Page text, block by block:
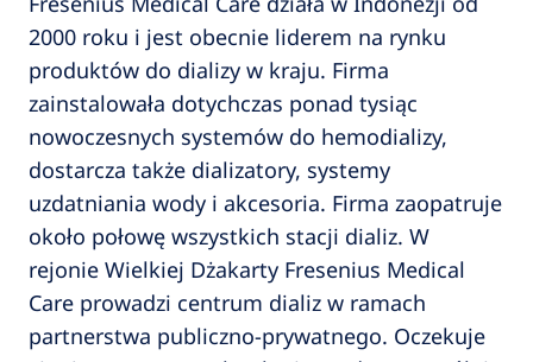
2000 roku i jest obecnie liderem na rynku
produktów do dializy w kraju. Firma
zainstalowała dotychczas ponad tysiąc
nowoczesnych systemów do hemodializy,
dostarcza także dializatory, systemy
uzdatniania wody i akcesoria. Firma zaopatruje
około połowę wszystkich stacji dializ. W
rejonie Wielkiej Dżakarty Fresenius Medical
Care prowadzi centrum dializ w ramach
partnerstwa publiczno-prywatnego. Oczekuje